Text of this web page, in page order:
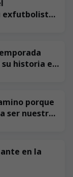
exfutbolista
historia en
de
porque
ser nuestro
en la